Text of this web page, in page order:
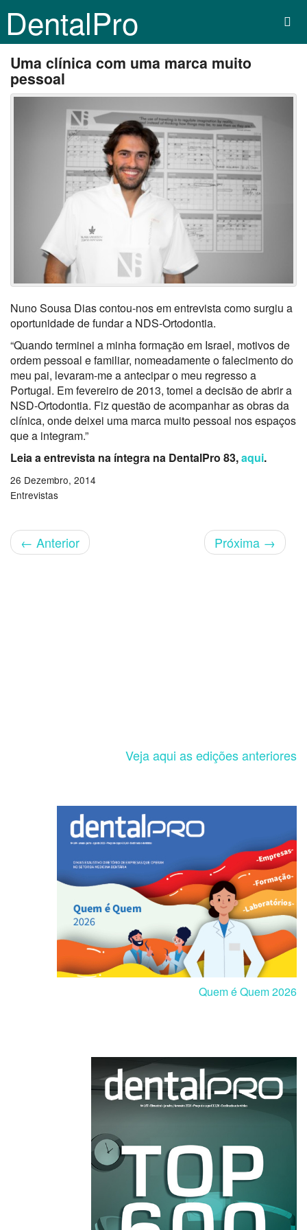
DentalPro
Uma clínica com uma marca muito
pessoal
Nuno Sousa Dias contou-nos em entrevista como surgiu a
oportunidade de fundar a NDS-Ortodontia.
“Quando terminei a minha formação em Israel, motivos de
ordem pessoal e familiar, nomeadamente o falecimento do
meu pai, levaram-me a antecipar o meu regresso a
Portugal. Em fevereiro de 2013, tomei a decisão de abrir a
NSD-Ortodontia. Fiz questão de acompanhar as obras da
clínica, onde deixei uma marca muito pessoal nos espaços
que a integram.”
Leia a entrevista na íntegra na DentalPro 83,aqui.
26 Dezembro, 2014
Entrevistas
← Anterior Próxima →
Veja aqui as edições anteriores
Quem é Quem 2026